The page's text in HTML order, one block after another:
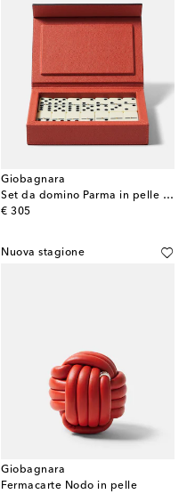
Giobagnara
Set da domino Parma in pelle e noce
€ 305
original price
Nuova stagione
Giobagnara
Fermacarte Nodo in pelle